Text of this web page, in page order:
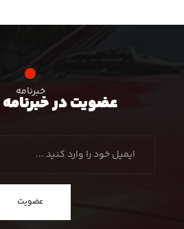
خبرنامه
عضویت در خبرنامه
عضویت